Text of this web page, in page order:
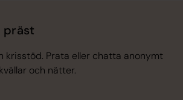
präst
krisstöd. Prata eller chatta anonymt
och nätter.